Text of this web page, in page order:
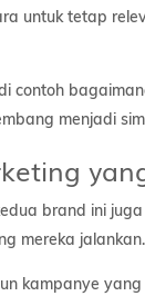
untuk tetap
contoh
menjadi
brand ini
mereka jalankan.
kampanye yang